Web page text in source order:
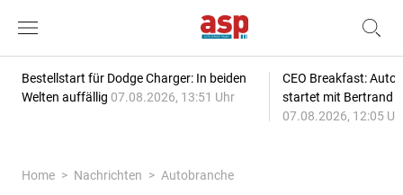
Bestellstart für Dodge Charger: In beiden
Welten auffällig 07.08.2026, 13:51 Uhr
CEO Breakfast:
startet mit Bertrand
07.08.2026, 12:05
Home Nachrichten
Autobranche